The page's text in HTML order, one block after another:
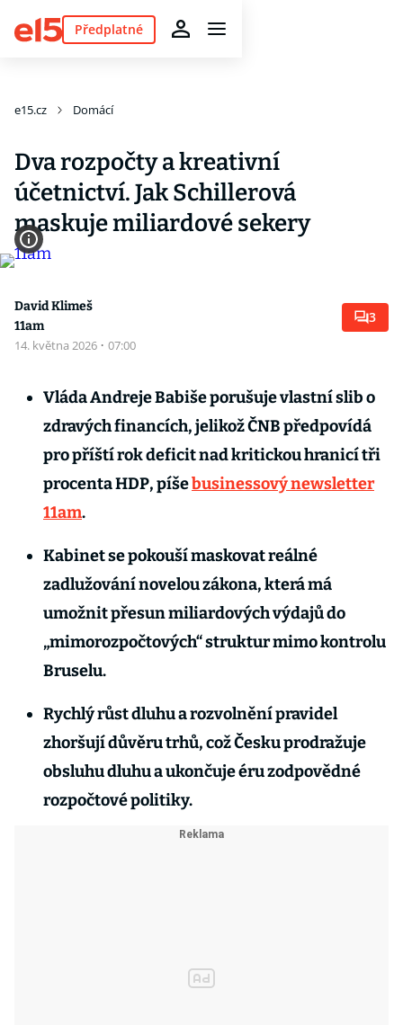
Předplatné
e15.cz Domácí
Dva rozpočty a kreativní
účetnictví. Jak Schillerová
maskuje miliardové sekery
David Klimeš
11am
14. května 2026 · 07:00
3
Vláda Andreje Babiše porušuje vlastní slib o
zdravých financích, jelikož ČNB předpovídá
pro příští rok deficit nad kritickou hranicí tři
procenta HDP, píšebusinessový newsletter
11am.
Kabinet se pokouší maskovat reálné
zadlužování novelou zákona, která má
umožnit přesun miliardových výdajů do
„mimorozpočtových“ struktur mimo kontrolu
Bruselu.
Rychlý růst dluhu a rozvolnění pravidel
zhoršují důvěru trhů, což Česku prodražuje
obsluhu dluhu a ukončuje éru zodpovědné
rozpočtové politiky.